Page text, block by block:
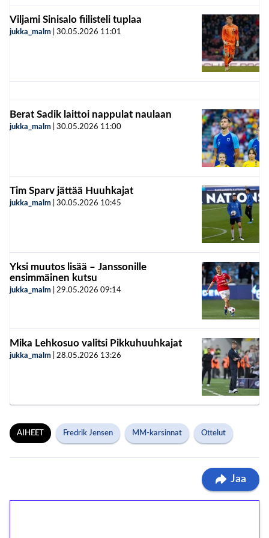
Viljami Sinisalo fiilisteli tuplaa
jukka_malm 30.05.2026 11:01
Berat Sadik laittoi nappulat naulaan
jukka_malm 30.05.2026 11:00
Tim Sparv jättää Huuhkajat
jukka_malm 30.05.2026 10:45
Yksi muutos lisää – Janssonille
ensimmäinen kutsu
jukka_malm 29.05.2026 09:14
Mika Lehkosuo valitsi Pikkuhuuhkajat
jukka_malm 28.05.2026 13:26
AIHEET Fredrik Jensen MM-karsinnat Ottelut
Jaa